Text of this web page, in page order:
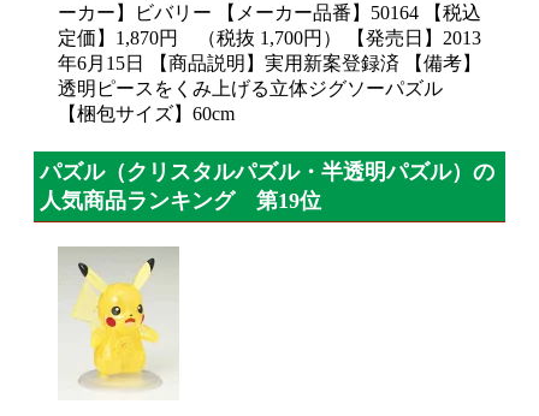
ーカー】ビバリー 【メーカー品番】50164 【税込
定価】1,870円 （税抜 1,700円） 【発売日】2013
年6月15日 【商品説明】実用新案登録済 【備考】
透明ピースをくみ上げる立体ジグソーパズル
【梱包サイズ】60cm
パズル（クリスタルパズル・半透明パズル）の
人気商品ランキング 第19位